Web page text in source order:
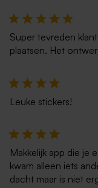
Super tevreden
plaatsen. Het
Leuke stickers!
Makkelijk app die je
kwam alleen iets
dacht maar is niet